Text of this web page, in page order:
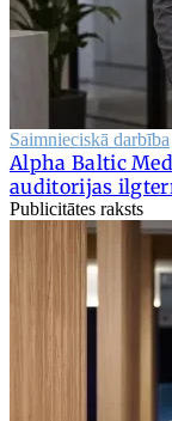
Saimnieciskā darbība
Alpha Baltic
auditorijas
Publicitātes raksts